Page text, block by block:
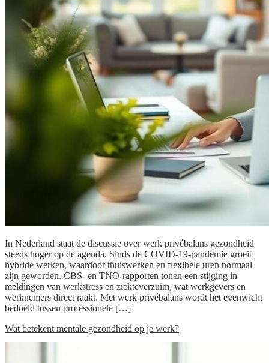
In Nederland staat de discussie over werk privébalans gezondheid
steeds hoger op de agenda. Sinds de COVID-19-pandemie groeit
hybride werken, waardoor thuiswerken en flexibele uren normaal
zijn geworden. CBS- en TNO-rapporten tonen een stijging in
meldingen van werkstress en ziekteverzuim, wat werkgevers en
werknemers direct raakt. Met werk privébalans wordt het evenwicht
bedoeld tussen professionele […]
Wat betekent mentale gezondheid op je werk?